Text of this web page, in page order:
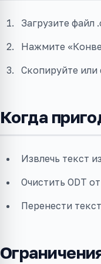
Загрузите файл
Нажмите
Скопируйте или
Когда
Извлечь текст
Очистить ODT
Перенести